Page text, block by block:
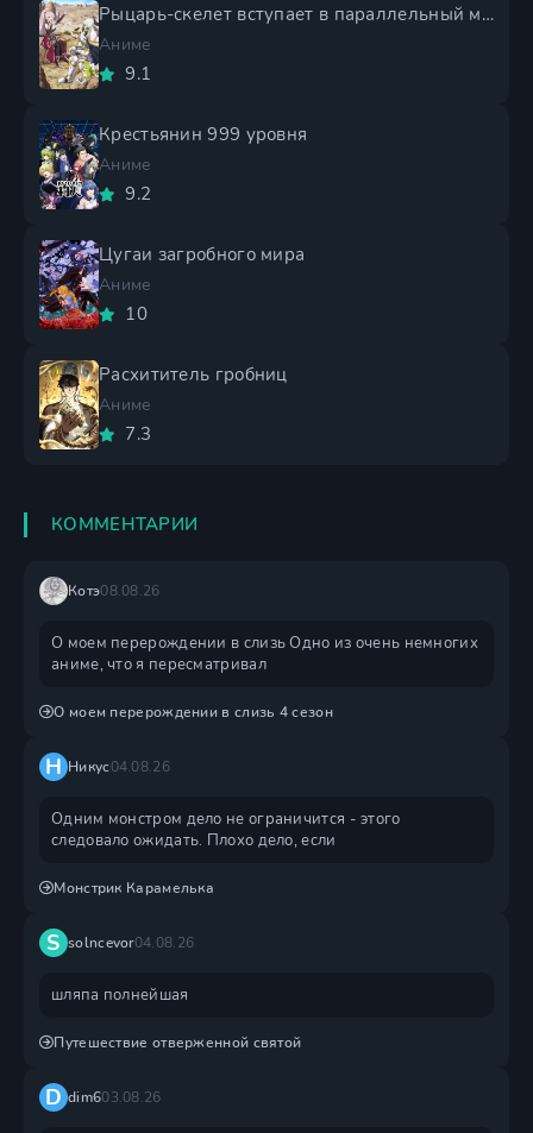
Рыцарь-скелет вступает в параллельный мир 2 сезон
Аниме
9.1
Крестьянин 999 уровня
Аниме
9.2
Цугаи загробного мира
Аниме
10
Расхититель гробниц
Аниме
7.3
КОММЕНТАРИИ
Котэ08.08.26
О моем перерождении в слизь Одно из очень немногих
аниме, что я пересматривал
О моем перерождении в слизь 4 сезон
Н Никус04.08.26
Одним монстром дело не ограничится - этого
следовало ожидать. Плохо дело, если
Монстрик Карамелька
S solncevor04.08.26
шляпа полнейшая
Путешествие отверженной святой
D dim603.08.26